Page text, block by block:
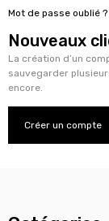
Mot de passe oublié ?
Nouveaux
La création d’un
sauvegarder
encore.
Créer un compte